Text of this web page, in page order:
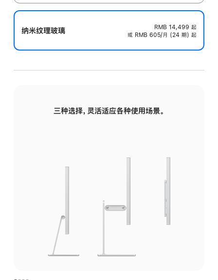
纳米纹理玻璃 RMB 14,499 起
或 RMB 605/月 (24 期) 起
三种选择，灵活适应各种使用场景。